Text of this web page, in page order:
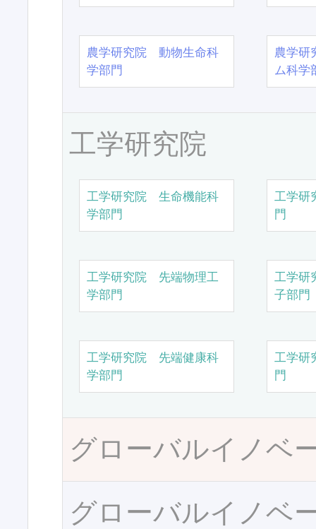
農学研究院 動物生命科
学部門
農学
ム科学
工学研究院
工学研究院 生命機能科
学部門
工学研
門
工学研究院 先端物理工
学部門
工学研
子部門
工学研究院 先端健康科
学部門
工学研
門
グローバルイノベ
グローバルイノベ